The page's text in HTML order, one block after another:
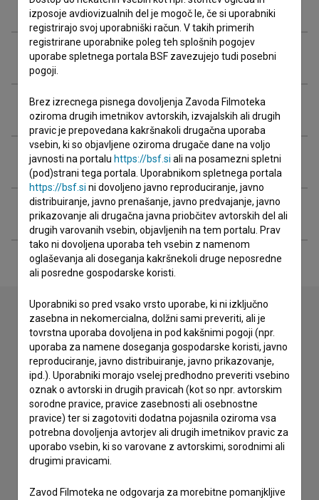
Zasedba
Ekipa
Organizacije
Projekcije
Razširjeni podatki
Stik z uredništvom
Spoštovani, s pomočjo spodnjega obrazca lahko stopite v
stik z uredništvom Baze slovenskih filmov. Veseli bomo vaših
odzivov.
imam vprašanje
prijavljam napako
želim dodati podatke
drugo
izposoje avdiovizualnih del je mogoč le, če si uporabniki
registrirajo svoj uporabniški račun. V takih primerih
registrirane uporabnike poleg teh splošnih pogojev
uporabe spletnega portala BSF zavezujejo tudi posebni
pogoji.
Brez izrecnega pisnega dovoljenja Zavoda Filmoteka
oziroma drugih imetnikov avtorskih, izvajalskih ali drugih
pravic je prepovedana kakršnakoli drugačna uporaba
vsebin, ki so objavljene oziroma drugače dane na voljo
javnosti na portalu https://bsf.si ali na posamezni spletni
(pod)strani tega portala. Uporabnikom spletnega portala
https://bsf.si ni dovoljeno javno reproduciranje, javno
distribuiranje, javno prenašanje, javno predvajanje, javno
prikazovanje ali drugačna javna priobčitev avtorskih del ali
drugih varovanih vsebin, objavljenih na tem portalu. Prav
tako ni dovoljena uporaba teh vsebin z namenom
oglaševanja ali doseganja kakršnekoli druge neposredne
ali posredne gospodarske koristi.
Uporabniki so pred vsako vrsto uporabe, ki ni izključno
zasebna in nekomercialna, dolžni sami preveriti, ali je
tovrstna uporaba dovoljena in pod kakšnimi pogoji (npr.
uporaba za namene doseganja gospodarske koristi, javno
reproduciranje, javno distribuiranje, javno prikazovanje,
ipd.). Uporabniki morajo vselej predhodno preveriti vsebino
oznak o avtorski in drugih pravicah (kot so npr. avtorskim
sorodne pravice, pravice zasebnosti ali osebnostne
pravice) ter si zagotoviti dodatna pojasnila oziroma vsa
potrebna dovoljenja avtorjev ali drugih imetnikov pravic za
uporabo vsebin, ki so varovane z avtorskimi, sorodnimi ali
drugimi pravicami.
Zavod Filmoteka ne odgovarja za morebitne pomanjkljive